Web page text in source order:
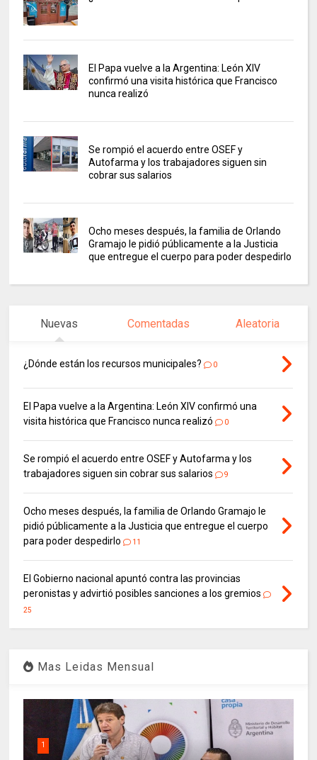
El Papa vuelve a la Argentina: León XIV
confirmó una visita histórica que Francisco
nunca realizó
Se rompió el acuerdo entre OSEF y
Autofarma y los trabajadores siguen sin
cobrar sus salarios
Ocho meses después, la familia de Orlando
Gramajo le pidió públicamente a la Justicia
que entregue el cuerpo para poder despedirlo
Nuevas Comentadas Aleatoria
¿Dónde están los recursos municipales? 0
El Papa vuelve a la Argentina: León XIV confirmó una
visita histórica que Francisco nunca realizó
0
Se rompió el acuerdo entre OSEF y Autofarma y los
trabajadores siguen sin cobrar sus salarios
9
Ocho meses después, la familia de Orlando Gramajo le
pidió públicamente a la Justicia que entregue el cuerpo
para poder despedirlo
11
El Gobierno nacional apuntó contra las provincias
peronistas y advirtió posibles sanciones a los gremios
25
Mas Leidas Mensual
1